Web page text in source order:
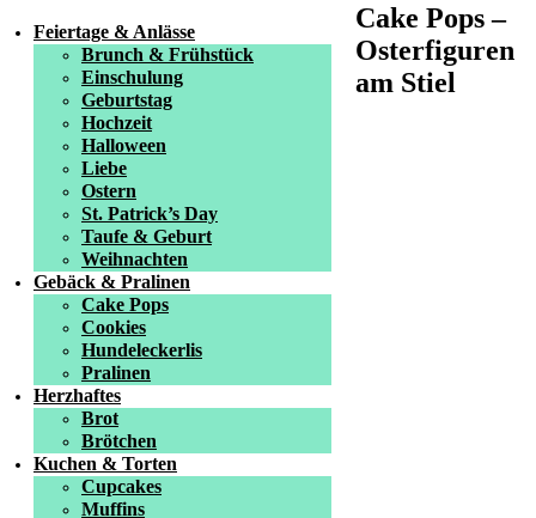
Feiertage & Anlässe
Brunch & Frühstück
Einschulung
Geburtstag
Hochzeit
Halloween
Liebe
Ostern
St. Patrick’s Day
Taufe & Geburt
Weihnachten
Gebäck & Pralinen
Cake Pops
Cookies
Hundeleckerlis
Pralinen
Herzhaftes
Brot
Brötchen
Kuchen & Torten
Cupcakes
Muffins
Cake Pops –
Osterfiguren
am Stiel